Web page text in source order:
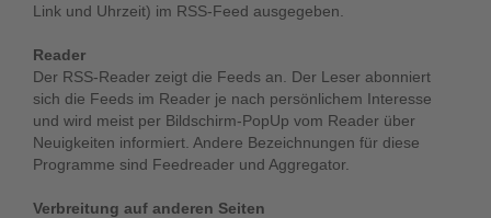
Link und Uhrzeit) im RSS-Feed ausgegeben.
Reader
Der RSS-Reader zeigt die Feeds an. Der Leser abonniert
sich die Feeds im Reader je nach persönlichem Interesse
und wird meist per Bildschirm-PopUp vom Reader über
Neuigkeiten informiert. Andere Bezeichnungen für diese
Programme sind Feedreader und Aggregator.
Verbreitung auf anderen Seiten